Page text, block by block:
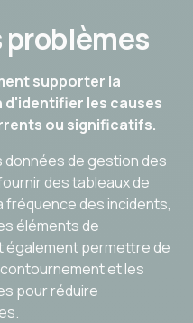
problèmes
supporter la
d'identifier les causes
ou significatifs.
données de gestion des
des tableaux de
des incidents,
éléments de
également permettre de
et les
pour réduire